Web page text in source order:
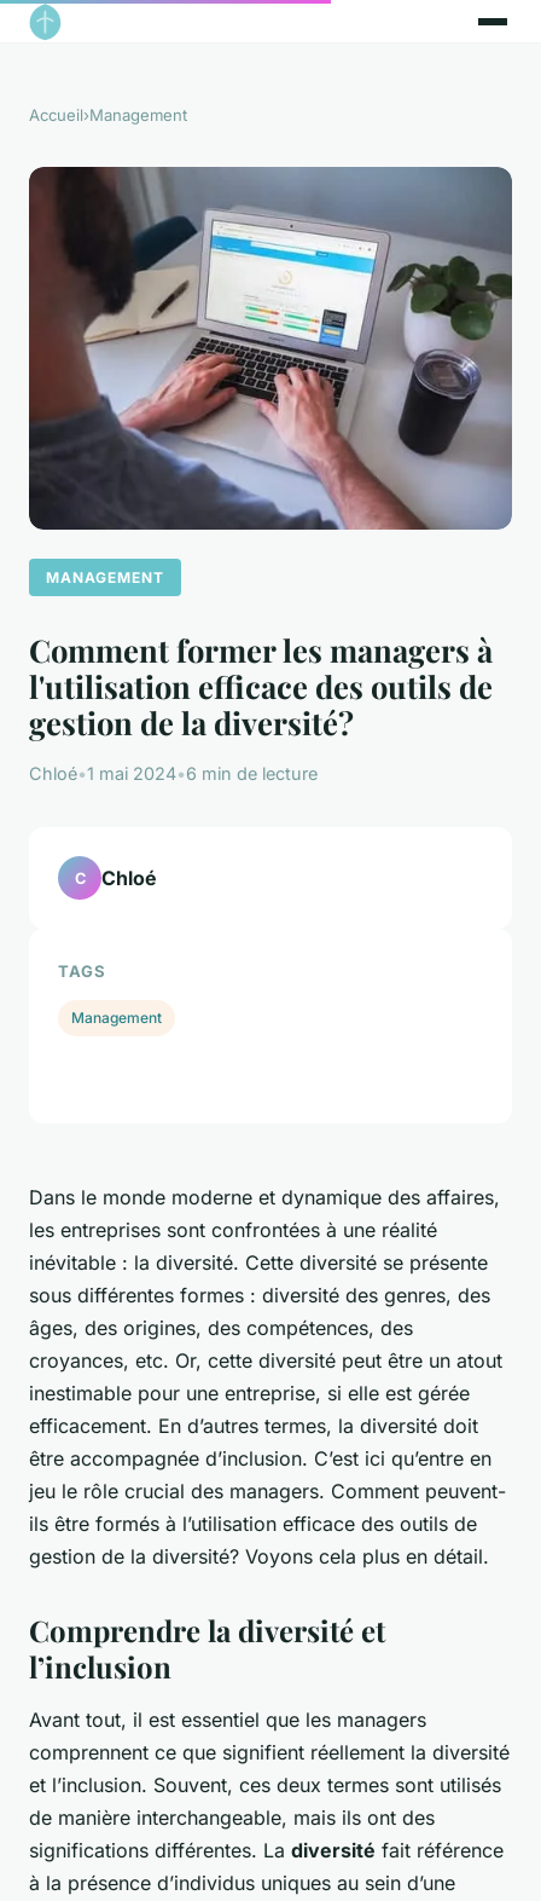
Accueil›Management
MANAGEMENT
Comment former les managers à
l'utilisation efficace des outils de
gestion de la diversité?
Chloé•1 mai 2024•6 min de lecture
Dans le monde moderne et dynamique des affaires,
les entreprises sont confrontées à une réalité
inévitable : la diversité. Cette diversité se présente
sous différentes formes : diversité des genres, des
âges, des origines, des compétences, des
croyances, etc. Or, cette diversité peut être un atout
inestimable pour une entreprise, si elle est gérée
efficacement. En d’autres termes, la diversité doit
être accompagnée d’inclusion. C’est ici qu’entre en
jeu le rôle crucial des managers. Comment peuvent-
ils être formés à l’utilisation efficace des outils de
gestion de la diversité? Voyons cela plus en détail.
Comprendre la diversité et
l’inclusion
Avant tout, il est essentiel que les managers
comprennent ce que signifient réellement la diversité
et l’inclusion. Souvent, ces deux termes sont utilisés
de manière interchangeable, mais ils ont des
significations différentes. La diversité fait référence
à la présence d’individus uniques au sein d’une
C Chloé
TAGS
Management